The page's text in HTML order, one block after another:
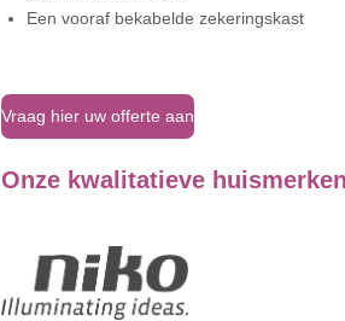
Een vooraf bekabelde zekeringskast
Vraag hier uw offerte aan
Onze kwalitatieve huismerken